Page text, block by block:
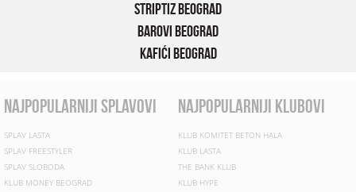
Striptiz Beograd
Barovi Beograd
Kafići Beograd
najpopularniji splavovi
SPLAV LASTA
SPLAV FREESTYLER
SPLAV SLOBODA
KLUB MONEY BEOGRAD
najpopularniji klubovi
KLUB KOMITET BETON HALA
KLUB LASTA
THE BANK KLUB
KLUB HYPE